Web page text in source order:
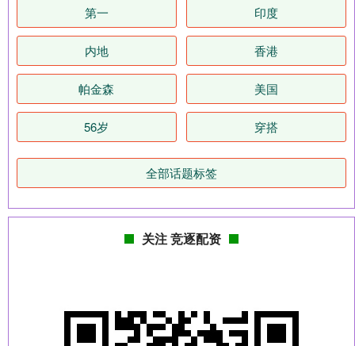
第一 印度
内地 香港
帕金森 美国
56岁 穿搭
全部话题标签
关注 竞逐配资